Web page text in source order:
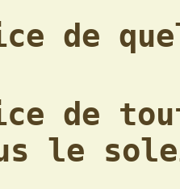
de
de
le